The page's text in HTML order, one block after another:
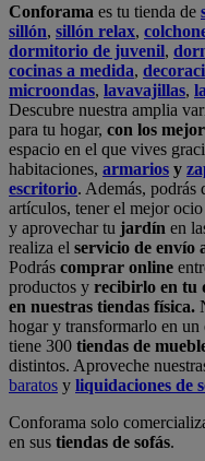
Conforama es tu tienda de
sillón, sillón relax,
dormitorio de juvenil,
cocinas a medida,
microondas, lavavajillas,
Descubre nuestra amplia
para tu hogar, con los
espacio en el que vives
habitaciones, armarios y
escritorio. Además, podrás
artículos, tener el mejor
y aprovechar tu jardín en
realiza el servicio de envío
Podrás comprar online
productos y recibirlo en tu
en nuestras tiendas física.
hogar y transformarlo en
tiene 300 tiendas de
distintos. Aproveche
baratos y liquidaciones de
Conforama solo
en sus tiendas de sofás.